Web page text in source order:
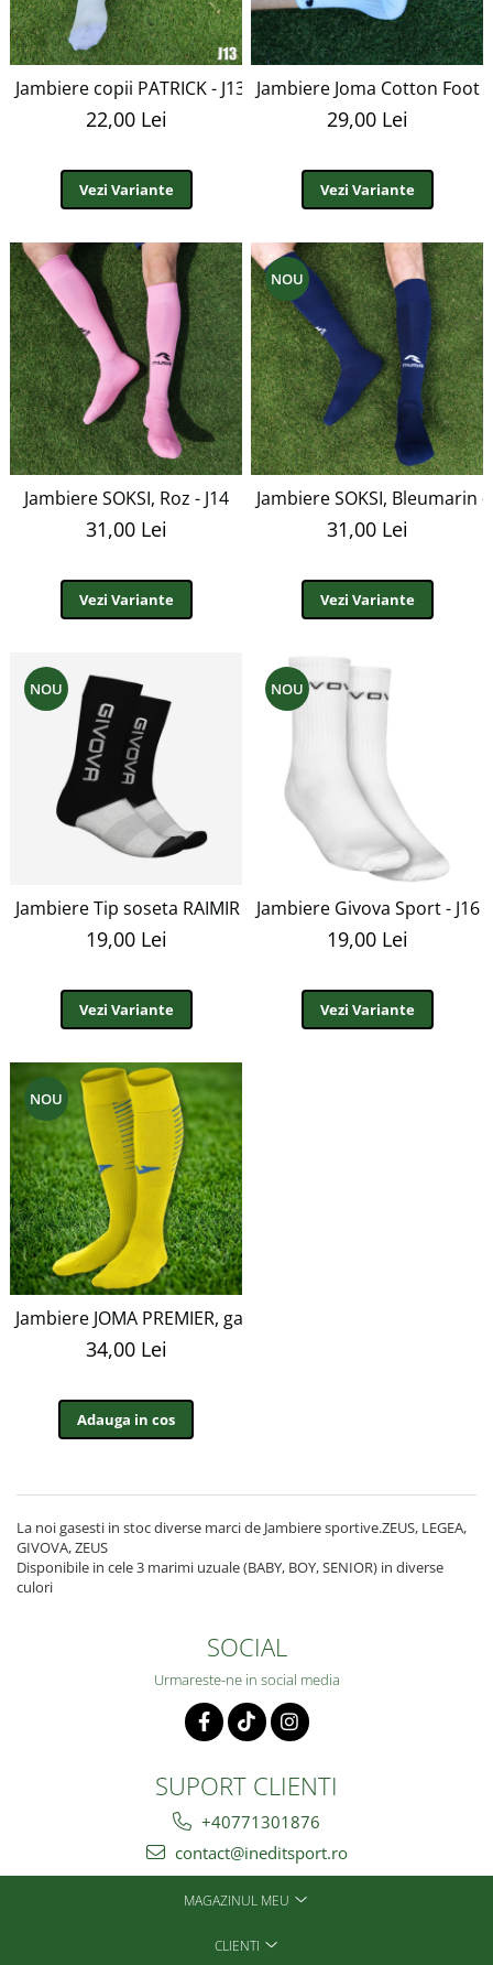
Jambiere copii PATRICK - J13
22,00 Lei
Vezi Variante
Jambiere Joma Cotton Foot -
29,00 Lei
Vezi Variante
Jambiere SOKSI, Roz - J14
31,00 Lei
Vezi Variante
NOU
Jambiere SOKSI, Bleumarin -
31,00 Lei
Vezi Variante
NOU
Jambiere Tip soseta RAIMIR - JS1
19,00 Lei
Vezi Variante
NOU
Jambiere Givova Sport - J16
19,00 Lei
Vezi Variante
NOU
Jambiere JOMA PREMIER, galben, M3
34,00 Lei
Adauga in cos
La noi gasesti in stoc diverse marci de Jambiere sportive.ZEUS, LEGEA,
GIVOVA, ZEUS
Disponibile in cele 3 marimi uzuale (BABY, BOY, SENIOR) in diverse
culori
SOCIAL
Urmareste-ne in social media
SUPORT CLIENTI
+40771301876
contact@ineditsport.ro
MAGAZINUL MEU
CLIENTI